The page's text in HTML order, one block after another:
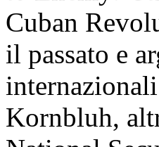
Cuban
il passato e
Kornbluh,